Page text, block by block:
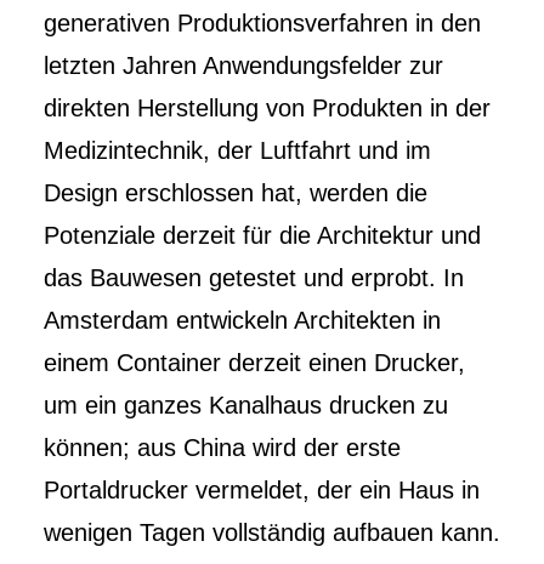
generativen Produktionsverfahren in den
letzten Jahren Anwendungsfelder zur
direkten Herstellung von Produkten in der
Medizintechnik, der Luftfahrt und im
Design erschlossen hat, werden die
Potenziale derzeit für die Architektur und
das Bauwesen getestet und erprobt. In
Amsterdam entwickeln Architekten in
einem Container derzeit einen Drucker,
um ein ganzes Kanalhaus drucken zu
können; aus China wird der erste
Portaldrucker vermeldet, der ein Haus in
wenigen Tagen vollständig aufbauen kann.